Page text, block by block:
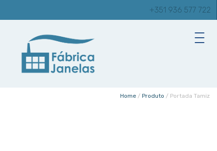
+351 936 577 722
Home / Produto / Portada Tamiz